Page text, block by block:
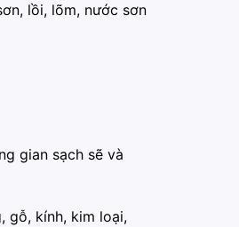
lồi, lõm, nước sơn
gian sạch sẽ và
gỗ, kính, kim loại,